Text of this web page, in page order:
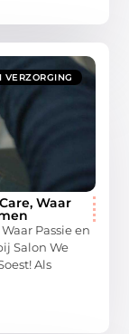
VERZORGING
Waar
Passie en
Salon We
Als